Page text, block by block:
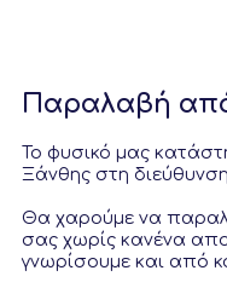
Παραλαβή
Το φυσικό μας
Ξάνθης στη διεύθυνση
Θα χαρούμε να
σας χωρίς κανένα
γνωρίσουμε και από